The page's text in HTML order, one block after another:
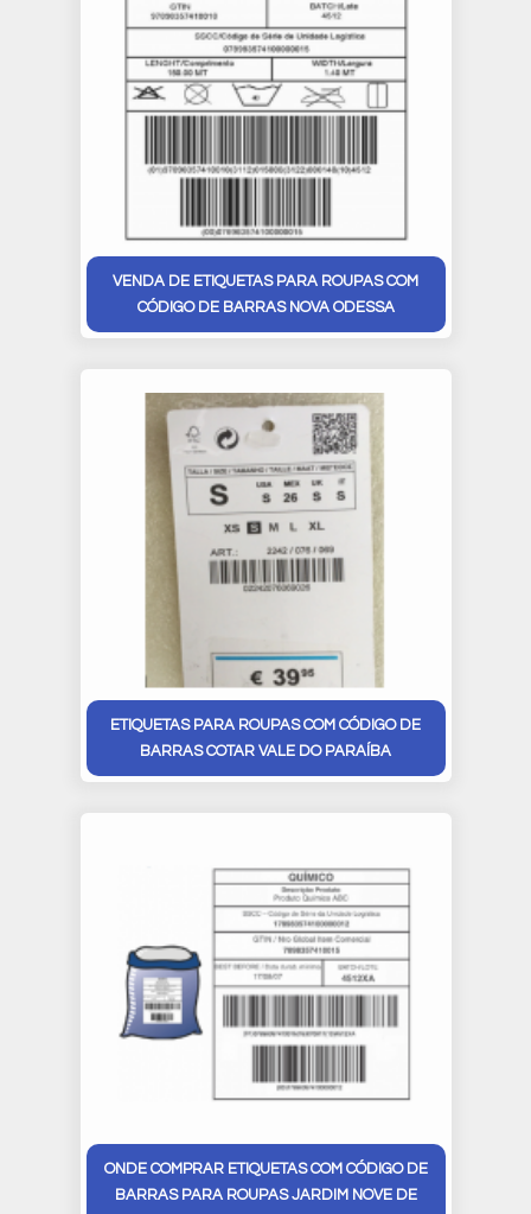
VENDA DE ETIQUETAS PARA ROUPAS COM
CÓDIGO DE BARRAS NOVA ODESSA
ETIQUETAS PARA ROUPAS COM CÓDIGO DE
BARRAS COTAR VALE DO PARAÍBA
ONDE COMPRAR ETIQUETAS COM CÓDIGO DE
BARRAS PARA ROUPAS JARDIM NOVE DE